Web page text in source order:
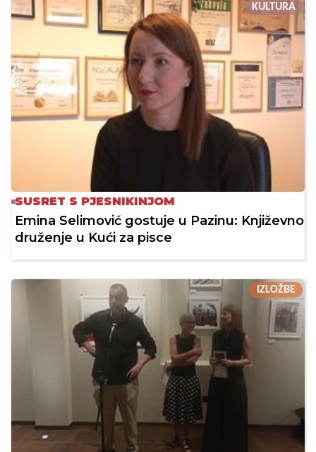
KULTURA
SUSRET S PJESNIKINJOM
Emina Selimović gostuje u Pazinu: Književno
druženje u Kući za pisce
IZLOŽBE